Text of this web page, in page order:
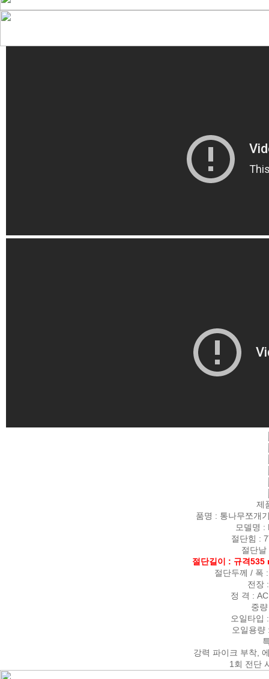
제
품명 : 통나무쪼개
모델명 :
절단힘 :
절단
절단길이 : 규격535
절단두께 / 폭
전장
정 격 :
중
오일타입
오일용량
강력 파이크 부착,
1회 전단